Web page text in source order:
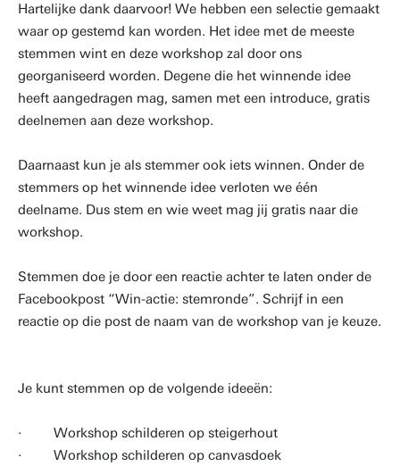
Hartelijke dank daarvoor! We hebben een selectie gemaakt
waar op gestemd kan worden. Het idee met de meeste
stemmen wint en deze workshop zal door ons
georganiseerd worden. Degene die het winnende idee
heeft aangedragen mag, samen met een introduce, gratis
deelnemen aan deze workshop.
Daarnaast kun je als stemmer ook iets winnen. Onder de
stemmers op het winnende idee verloten we één
deelname. Dus stem en wie weet mag jij gratis naar die
workshop.
Stemmen doe je door een reactie achter te laten onder de
Facebookpost “Win-actie: stemronde”. Schrijf in een
reactie op die post de naam van de workshop van je keuze.
Je kunt stemmen op de volgende ideeën:
· Workshop schilderen op steigerhout
· Workshop schilderen op canvasdoek